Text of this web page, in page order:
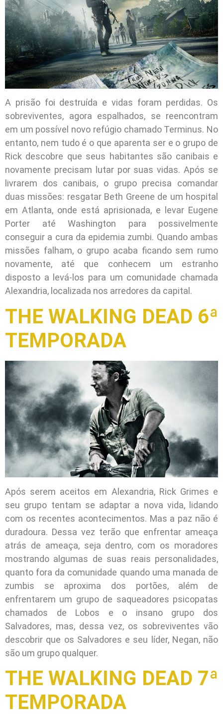
A prisão foi destruída e vidas foram perdidas. Os
sobreviventes, agora espalhados, se reencontram
em um possível novo refúgio chamado Terminus. No
entanto, nem tudo é o que aparenta ser e o grupo de
Rick descobre que seus habitantes são canibais e
novamente precisam lutar por suas vidas. Após se
livrarem dos canibais, o grupo precisa comandar
duas missões: resgatar Beth Greene de um hospital
em Atlanta, onde está aprisionada, e levar Eugene
Porter até Washington para possivelmente
conseguir a cura da epidemia zumbi. Quando ambas
missões falham, o grupo acaba ficando sem rumo
novamente, até que conhecem um estranho
disposto a levá-los para um comunidade chamada
Alexandria, localizada nos arredores da capital.
THE WALKING DEAD 6ª
TEMPORADA
Após serem aceitos em Alexandria, Rick Grimes e
seu grupo tentam se adaptar a nova vida, lidando
com os recentes acontecimentos. Mas a paz não é
duradoura. Dessa vez terão que enfrentar ameaça
atrás de ameaça, seja dentro, com os moradores
mostrando algumas de suas reais personalidades,
quanto fora da comunidade quando uma manada de
zumbis se aproxima dos portões, além de
enfrentarem um grupo de saqueadores psicopatas
chamados de Lobos e o insano grupo dos
Salvadores, mas, dessa vez, os sobreviventes vão
descobrir que os Salvadores e seu líder, Negan, não
são um grupo qualquer.
THE WALKING DEAD 7ª
TEMPORADA